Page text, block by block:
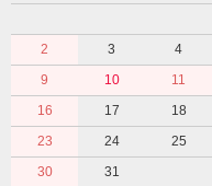
2
3 4
9
10 11
16
17 18
23
24 25
30
31